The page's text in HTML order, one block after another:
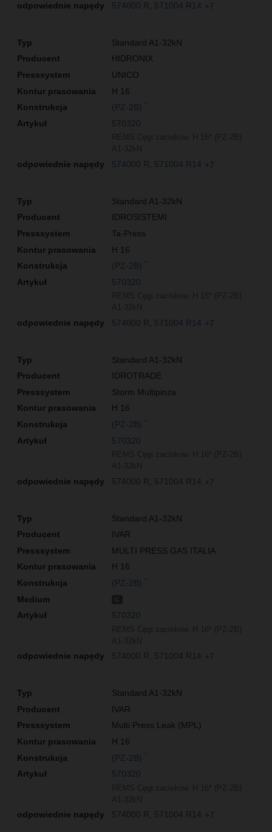
574000 R 571004 R14 +7
Standard A1-32kN
HIDRONIX
UNICO
H 16
(PZ-2B)
570320
574000 R 571004 R14 +7
Standard A1-32kN
IDROSISTEMI
Ta-Press
H 16
(PZ-2B)
570320
574000 R 571004 R14 +7
Standard A1-32kN
IDROTRADE
Storm Multipinza
H 16
(PZ-2B)
570320
574000 R 571004 R14 +7
Standard A1-32kN
IVAR
MULTI PRESS GAS ITALIA
H 16
(PZ-2B)
570320
574000 R 571004 R14 +7
Standard A1-32kN
IVAR
Multi Press Leak (MPL)
H 16
(PZ-2B)
570320
574000 R 571004 R14 +7